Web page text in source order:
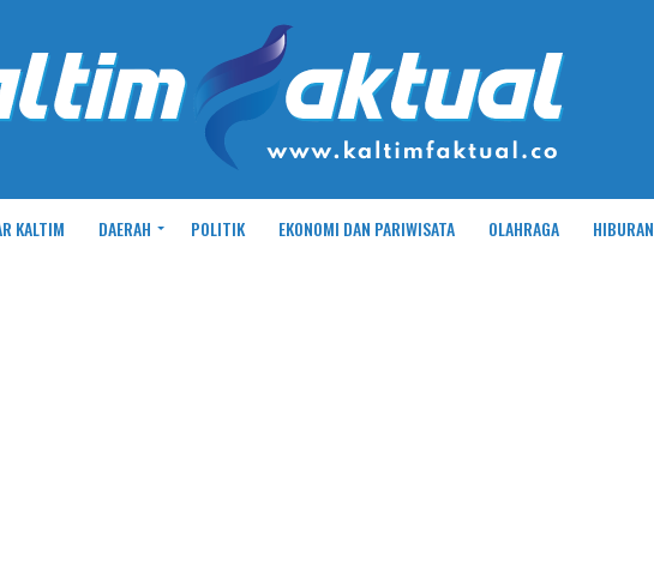
KALTIM DAERAH POLITIK EKONOMI DAN PARIWISATA OLAHRAGA HIBURAN